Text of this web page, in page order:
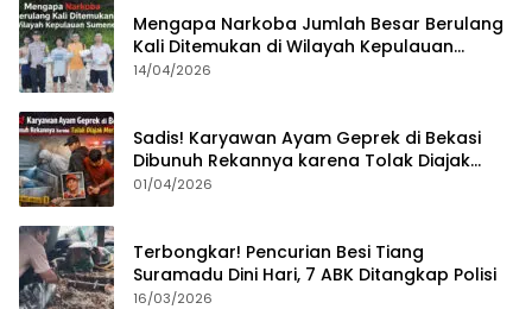
Mengapa Narkoba Jumlah Besar Berulang
Kali Ditemukan di Wilayah Kepulauan
Sumenep?
14/04/2026
Sadis! Karyawan Ayam Geprek di Bekasi
Dibunuh Rekannya karena Tolak Diajak
Merampok Majikan
01/04/2026
Terbongkar! Pencurian Besi Tiang
Suramadu Dini Hari, 7 ABK Ditangkap Polisi
16/03/2026